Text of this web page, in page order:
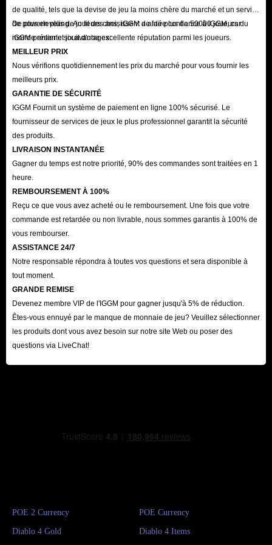
de qualité, tels que la devise de jeu la moins chère du marché et un service
de powerleveling. Au fil des ans, iGGM a aidé plus de 50000 joueurs du
monde entier et jouit d'une excellente réputation parmi les joueurs.
De plus en plus de joueurs choisissent de faire confiance à iGGM, car
iGGM présente six avantages:
MEILLEUR PRIX
Nous vérifions quotidiennement les prix du marché pour vous fournir les
meilleurs prix.
GARANTIE DE SÉCURITÉ
IGGM Fournit un système de paiement en ligne 100% sécurisé. Le
fournisseur de services de jeux le plus professionnel garantit la sécurité
des produits.
LIVRAISON INSTANTANÉE
Gagner du temps est notre priorité, 90% des commandes sont traitées en 1
heure.
REMBOURSEMENT À 100%
Reçu ce que vous avez acheté ou le remboursement. Une fois que votre
commande est retardée ou non livrable, nous sommes garantis à 100% de
vous rembourser.
ASSISTANCE 24/7
Notre responsable répondra à toutes vos questions et sera disponible à
tout moment.
GRANDE REMISE
Devenez membre VIP de l'IGGM pour gagner jusqu'à 5% de réduction.
Êtes-vous ennuyé par le manque de monnaie de jeu? Veuillez sélectionner
les produits dont vous avez besoin sur notre site Web ou poser des
questions via LiveChat!
POE 2 Currency POE Currency
Diablo 4 Gold Diablo 4 Items